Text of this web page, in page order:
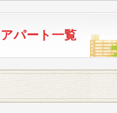
パート一覧